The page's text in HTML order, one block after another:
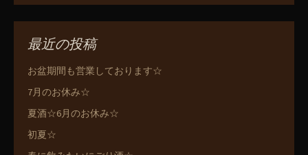
最近の投稿
お盆期間も営業しております☆
7月のお休み☆
夏酒☆6月のお休み☆
初夏☆